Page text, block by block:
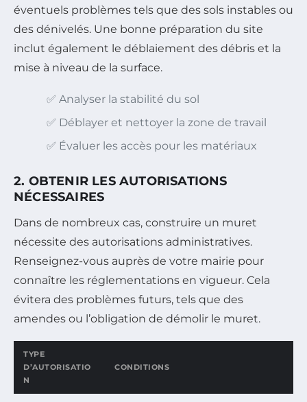
éventuels problèmes tels que des sols instables ou
des dénivelés. Une bonne préparation du site
inclut également le déblaiement des débris et la
mise à niveau de la surface.
✅ Analyser la stabilité du sol
✅ Déblayer et nettoyer la zone de travail
✅ Évaluer les accès pour les matériaux
2. OBTENIR LES AUTORISATIONS
NÉCESSAIRES
Dans de nombreux cas, construire un muret
nécessite des autorisations administratives.
Renseignez-vous auprès de votre mairie pour
connaître les réglementations en vigueur. Cela
évitera des problèmes futurs, tels que des
amendes ou l’obligation de démolir le muret.
TYPE
D’AUTORISATIO
N
CONDITIONS